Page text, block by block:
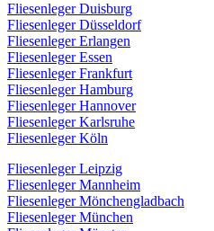
Fliesenleger Duisburg
Fliesenleger Düsseldorf
Fliesenleger Erlangen
Fliesenleger Essen
Fliesenleger Frankfurt
Fliesenleger Hamburg
Fliesenleger Hannover
Fliesenleger Karlsruhe
Fliesenleger Köln
Fliesenleger Leipzig
Fliesenleger Mannheim
Fliesenleger Mönchengladbach
Fliesenleger München